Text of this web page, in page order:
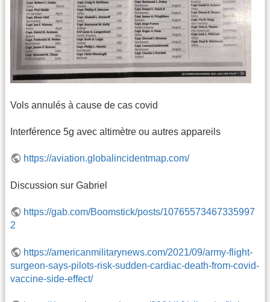
Vols annulés à cause de cas covid
Interférence 5g avec altimètre ou autres appareils
https://aviation.globalincidentmap.com/
Discussion sur Gabriel
https://gab.com/Boomstick/posts/10765573467335997
2
https://americanmilitarynews.com/2021/09/army-flight-
surgeon-says-pilots-risk-sudden-cardiac-death-from-covid-
vaccine-side-effect/